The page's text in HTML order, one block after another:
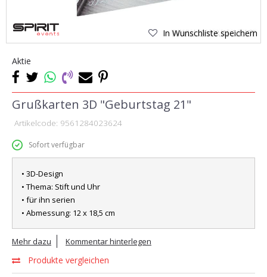
In Wunschliste speichern
Aktie
Grußkarten 3D "Geburtstag 21"
Artikelcode: 9561284023624
Sofort verfügbar
• 3D-Design
• Thema: Stift und Uhr
• für ihn serien
• Abmessung: 12 x 18,5 cm
Mehr dazu Kommentar hinterlegen
Produkte vergleichen